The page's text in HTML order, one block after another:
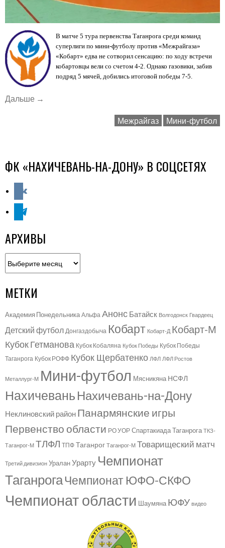
В матче 5 тура первенства Таганрога среди команд
суперлиги по мини-футболу против «Межрайгаза»
«Кобарт» едва не сотворил сенсацию: по ходу встречи
кобартовцы вели со счетом 4-2. Однако газовики, забив
подряд 5 мячей, добились итоговой победы 7-5.
Дальше «"Межрайгаз"
→
Межрайгаз Мини-футбол
ФК «НАХИЧЕВАНЬ-НА-ДОНУ» В СОЦСЕТЯХ
telegram
АРХИВЫ
МЕТКИ
Академия Понедельника Альфа Анонс Батайск Волгодонск Гвардеец
Детский футбол Донгаздобыча Кобарт Кобарт-Д Кобарт-М
Кубок Гетманова Кубок Кобаляна Кубок Победы Кубок Победы
Таганрога Кубок РОФФ Кубок Щербатенко ЛФЛ ЛФЛ Ростов
Металлург-М Мини-футбол Мясникяна НСФЛ
Нахичевань Нахичевань-на-Дону
Неклиновский район Панармянские игры
Первенство области РО УОР Спартакиада Таганрога ТКЗ-
Таганрог-М ТЛФЛ ТПФ Таганрог Таганрог-М Товарищеский матч
Третий дивизион УраланУрарту Чемпионат
ТаганрогаЧемпионат ЮФО-СКФО
Чемпионат области Шаумяна ЮФУ видео